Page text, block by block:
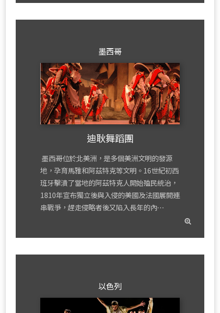
墨西哥
迪耿舞蹈團
墨西哥位於北美洲，是多個美洲文明的發源
地，孕育馬雅和阿茲特克等文明。16世紀初西
班牙擊潰了當地的阿茲特克人開始殖民統治，
1810年宣布獨立後與入侵的美國及法國展開連
串戰爭，趕走侵略者後又陷入長年的內⋯
以色列